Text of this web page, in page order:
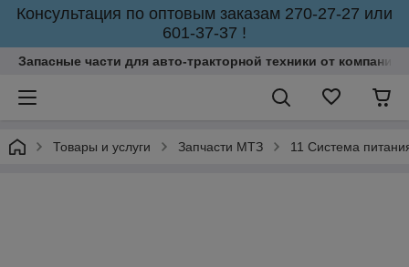
Консультация по оптовым заказам 270-27-27 или
601-37-37 !
Запасные части для авто-тракторной техники от
Товары и услуги Запчасти МТЗ 11 Система